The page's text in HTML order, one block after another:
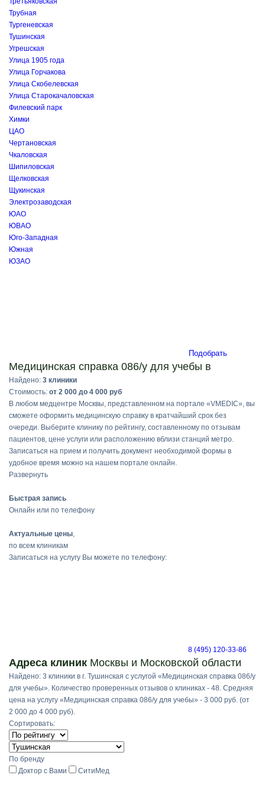
Трубная
Тургеневская
Тушинская
Угрешская
Улица 1905 года
Улица Горчакова
Улица Скобелевская
Улица Старокачаловская
Филевский парк
Химки
ЦАО
Чертановская
Чкаловская
Шипиловская
Щелковская
Щукинская
Электрозаводская
ЮАО
ЮВАО
Юго-Западная
Южная
ЮЗАО
Подобрать
Медицинская справка 086/у для учебы в
Найдено: 3 клиники
Стоимость: от 2 000 до 4 000 руб
В любом медцентре Москвы, представленном на портале «VMEDIC», вы
сможете оформить медицинскую справку в кратчайший срок без
очереди. Выберите клинику по рейтингу, составленному по отзывам
пациентов, цене услуги или расположению вблизи станций метро.
Записаться на прием и получить документ необходимой формы в
удобное время можно на нашем портале онлайн.
Развернуть
Быстрая запись
Онлайн или по телефону
Актуальные цены,
по всем клиникам
Записаться на услугу Вы можете по телефону:
8 (495) 120-33-86
Адреса клиник Москвы и Московской области
Найдено: 3 клиники в г. Тушинская с услугой «Медицинская справка 086/у
для учебы». Количество проверенных отзывов о клиниках - 48. Средняя
цена на услугу «Медицинская справка 086/у для учебы» - 3 000 руб. (от
2 000 до 4 000 руб).
Сортировать:
По бренду
Доктор с Вами
СитиМед